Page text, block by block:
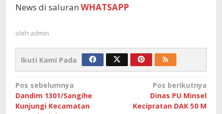
News di saluran WHATSAPP
oleh admin
Ikuti Kami Pada
Navigasi
pos
Pos sebelumnya
Dandim 1301/Sangihe
Kunjungi Kecamatan
Pos berikutnya
Dinas PU Minsel
Kecipratan DAK 50 M